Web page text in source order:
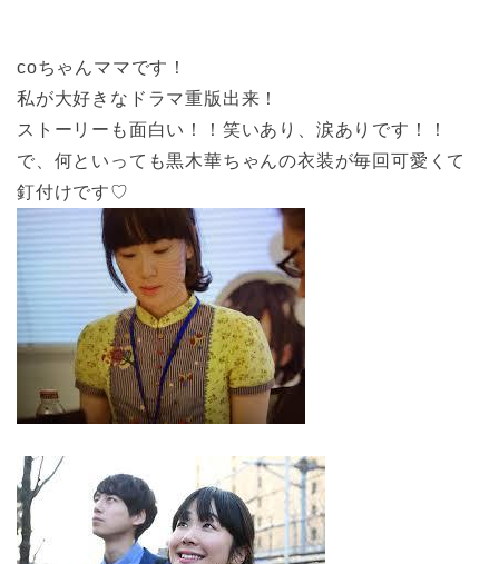
coちゃんママです！
私が大好きなドラマ重版出来！
ストーリーも面白い！！笑いあり、涙ありです！！
で、何といっても黒木華ちゃんの衣装が毎回可愛くて
釘付けです♡